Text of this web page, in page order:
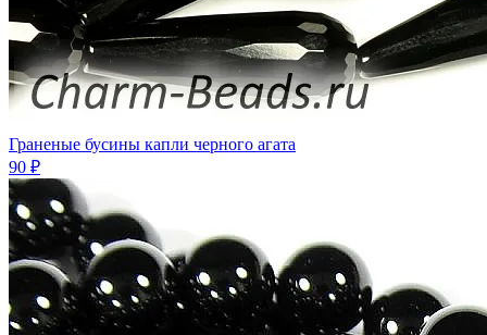
Граненые бусины капли черного агата
90 ₽